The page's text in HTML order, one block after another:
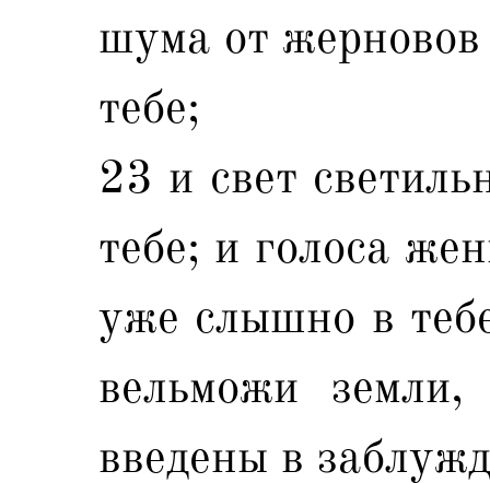
шума от
тебе;
23 и свет
тебе; и голоса
уже слышно в
вельможи
введены в